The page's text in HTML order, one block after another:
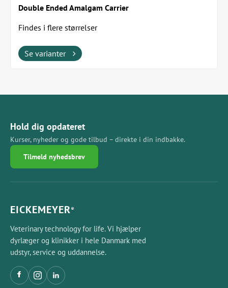
Double Ended Amalgam Carrier
Findes i flere størrelser
Se varianter
Hold dig opdateret
Kurser, nyheder og gode tilbud – direkte i din indbakke.
Tilmeld nyhedsbrev
EICKEMEYER®
Veterinary technology for life. Vi hjælper
dyrlæger og klinikker i hele Danmark med
udstyr, service og uddannelse.